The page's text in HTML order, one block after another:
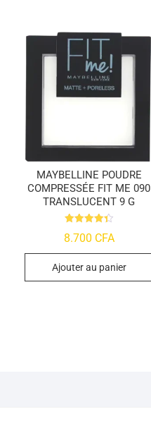
MAYBELLINE POUDRE
COMPRESSÉE FIT ME 090
TRANSLUCENT 9 G
4.41
8.700 CFA
Ajouter au panier